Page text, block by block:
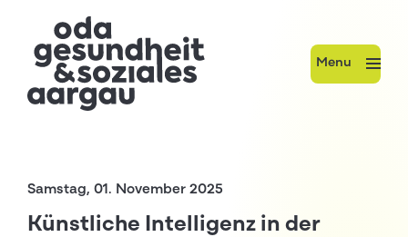
Menu
Künstliche Intelligenz in der
Samstag, 01. November 2025